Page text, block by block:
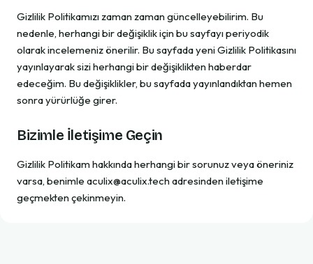
Gizlilik Politikamızı zaman zaman güncelleyebilirim. Bu
nedenle, herhangi bir değişiklik için bu sayfayı periyodik
olarak incelemeniz önerilir. Bu sayfada yeni Gizlilik Politikasını
yayınlayarak sizi herhangi bir değişiklikten haberdar
edeceğim. Bu değişiklikler, bu sayfada yayınlandıktan hemen
sonra yürürlüğe girer.
Bizimle İletişime Geçin
Gizlilik Politikam hakkında herhangi bir sorunuz veya öneriniz
varsa, benimle aculix@aculix.tech adresinden iletişime
geçmekten çekinmeyin.